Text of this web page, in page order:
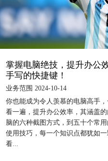
掌握电脑绝技，提升办公
手写的快捷键！
业务范围 2024-10-14
你也能成为令人羡慕的电脑高手
看一遍，提升办公效率，其涵盖
脑的六种截图方式，到五十个常
使用技巧，每一个知识点都犹如
看...